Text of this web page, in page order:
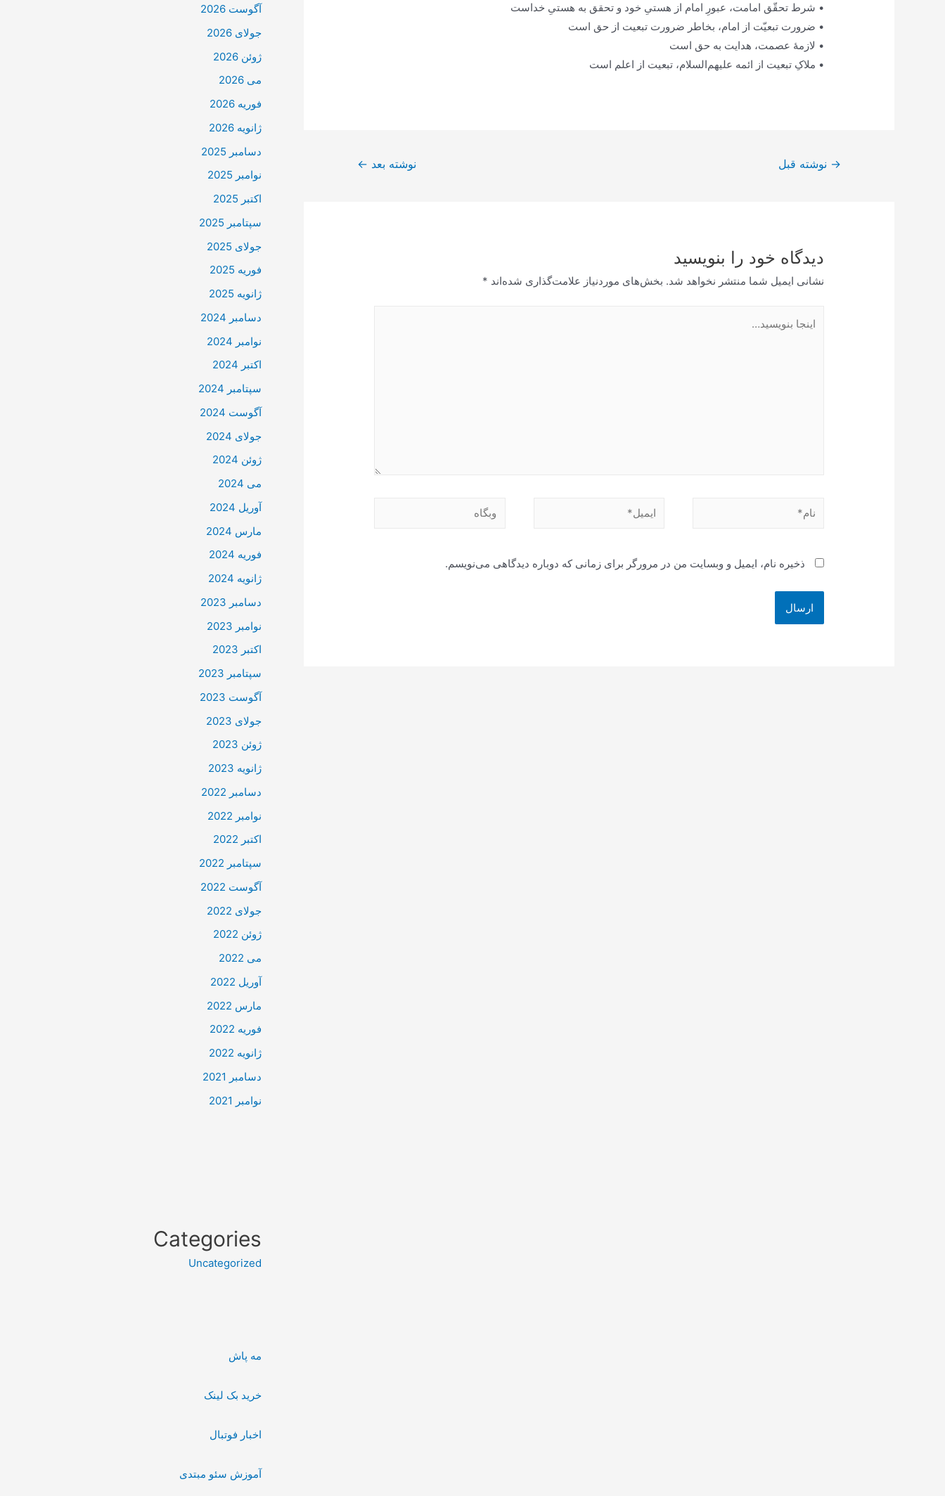
• شرط تحقّق امامت، عبورِ امام از هستیِ خود و تحقق به هستیِ خداست
• ضرورت تبعیّت از امام، بخاطر ضرورت تبعیت از حق است
• لازمۀ عصمت، هدایت به حق است
• ملاکِ تبعیت از ائمه علیهم‌السلام، تبعیت از اعلم است
→ نوشته قبل نوشته بعد ←
دیدگاه‌ خود را بنویسید
نشانی ایمیل شما منتشر نخواهد شد. بخش‌های موردنیاز علامت‌گذاری شده‌اند *
بنویسید…
نام* ایمیل* وبگاه
ذخیره نام، ایمیل و وبسایت من در مرورگر برای زمانی که دوباره دیدگاهی می‌نویسم.
آگوست 2026
جولای 2026
ژوئن 2026
می 2026
فوریه 2026
ژانویه 2026
دسامبر 2025
نوامبر 2025
اکتبر 2025
سپتامبر 2025
جولای 2025
فوریه 2025
ژانویه 2025
دسامبر 2024
نوامبر 2024
اکتبر 2024
سپتامبر 2024
آگوست 2024
جولای 2024
ژوئن 2024
می 2024
آوریل 2024
مارس 2024
فوریه 2024
ژانویه 2024
دسامبر 2023
نوامبر 2023
اکتبر 2023
سپتامبر 2023
آگوست 2023
جولای 2023
ژوئن 2023
ژانویه 2023
دسامبر 2022
نوامبر 2022
اکتبر 2022
سپتامبر 2022
آگوست 2022
جولای 2022
ژوئن 2022
می 2022
آوریل 2022
مارس 2022
فوریه 2022
ژانویه 2022
دسامبر 2021
نوامبر 2021
Categories
Uncategorized
مه پاش
خرید بک لینک
اخبار فوتبال
آموزش سئو مبتدی